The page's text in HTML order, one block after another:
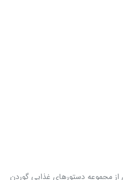
از مجموعه دستورهای غذایی گوردن